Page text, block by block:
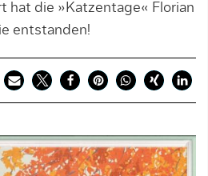
hat die »Katzentage« Florian
entstanden!